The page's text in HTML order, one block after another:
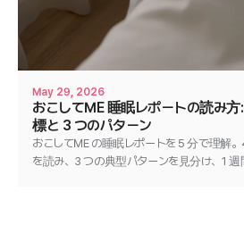
May 29, 2026
おこしてME 睡眠レポートの読み
標と 3 つのパターン
おこしてME の睡眠レポートを 5 分で理解
を読み、3 つの典型パターンを見分け、1